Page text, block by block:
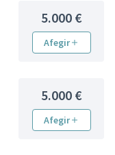
5.000 €
Afegir
5.000 €
Afegir